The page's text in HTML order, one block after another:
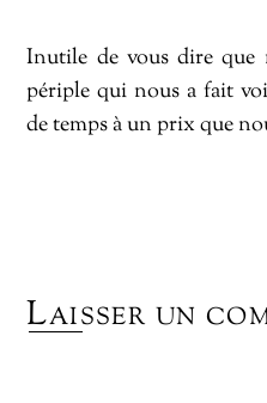
Inutile de vous dire que
périple qui nous a fait
de temps à un prix que
Laisser un